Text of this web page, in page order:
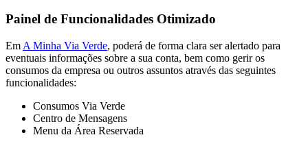
Painel de Funcionalidades Otimizado
Em A Minha Via Verde, poderá de forma clara ser alertado para
eventuais informações sobre a sua conta, bem como gerir os
consumos da empresa ou outros assuntos através das seguintes
funcionalidades:
Consumos Via Verde
Centro de Mensagens
Menu da Área Reservada